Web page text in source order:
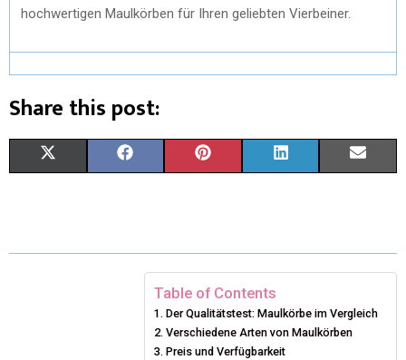
hochwertigen Maulkörben für Ihren geliebten Vierbeiner.
Share this post:
W E T
E
R
E
K
D
I
Table of Contents
Der Qualitätstest: Maulkörbe im Vergleich
Verschiedene Arten von Maulkörben
Preis und Verfügbarkeit